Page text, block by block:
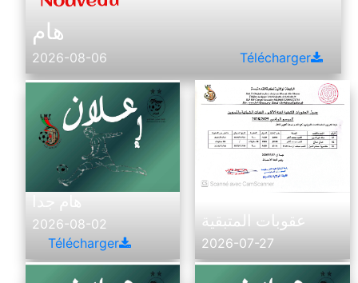
هام
2026-08-06 Télécharger
هام جدا
2026-08-02
Télécharger
عقوبات المتبقية
2026-07-27